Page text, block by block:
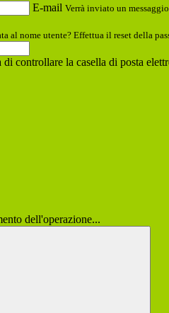
E-mail Verrà inviato un
al nome utente? Effettua il reset della
controllare la casella di posta
dell'operazione...